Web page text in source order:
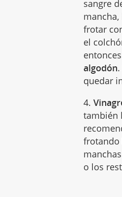
sangre
frotar
el
algodón
quedar
4.
también
frotando
o los